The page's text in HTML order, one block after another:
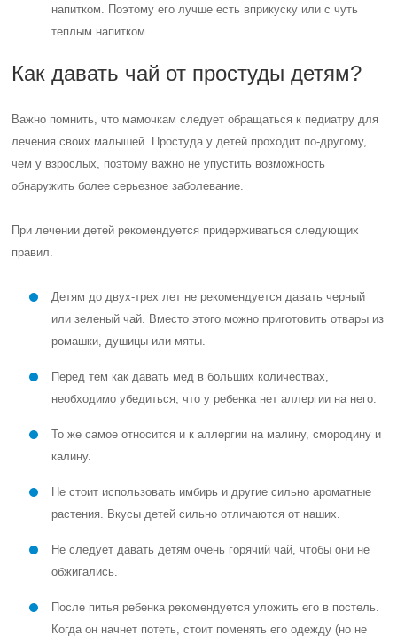
напитком. Поэтому его лучше есть вприкуску или с чуть
теплым напитком.
Как давать чай от простуды детям?
Важно помнить, что мамочкам следует обращаться к педиатру для
лечения своих малышей. Простуда у детей проходит по-другому,
чем у взрослых, поэтому важно не упустить возможность
обнаружить более серьезное заболевание.
При лечении детей рекомендуется придерживаться следующих
правил.
Детям до двух-трех лет не рекомендуется давать черный
или зеленый чай. Вместо этого можно приготовить отвары из
ромашки, душицы или мяты.
Перед тем как давать мед в больших количествах,
необходимо убедиться, что у ребенка нет аллергии на него.
То же самое относится и к аллергии на малину, смородину и
калину.
Не стоит использовать имбирь и другие сильно ароматные
растения. Вкусы детей сильно отличаются от наших.
Не следует давать детям очень горячий чай, чтобы они не
обжигались.
После питья ребенка рекомендуется уложить его в постель.
Когда он начнет потеть, стоит поменять его одежду (но не